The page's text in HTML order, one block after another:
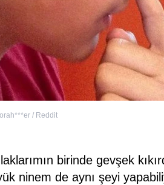
/ Reddit
birinde gevşek
ninem de aynı şeyi